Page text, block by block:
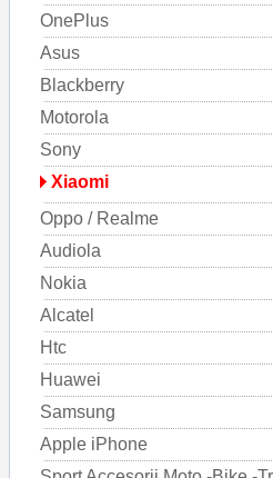
OnePlus
Asus
Blackberry
Motorola
Sony
Xiaomi
Oppo / Realme
Audiola
Nokia
Alcatel
Htc
Huawei
Samsung
Apple iPhone